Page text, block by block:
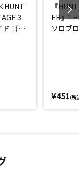
3
ド ゴン
『
ER』
ソロブ
¥451(税